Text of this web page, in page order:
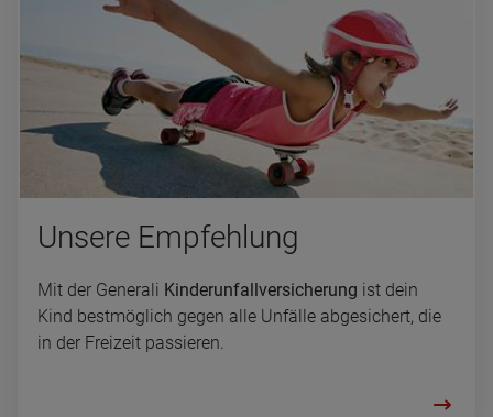
Un­se­re Emp­feh­lung
Mit der Generali Kinderunfallversicherung ist dein
Kind bestmöglich gegen alle Unfälle abgesichert, die
in der Freizeit passieren.